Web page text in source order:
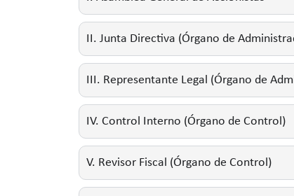
II. Junta Directiva (Órgano de
III. Representante Legal (Órgano de
IV. Control Interno (Órgano de Control)
V. Revisor Fiscal (Órgano de Control)